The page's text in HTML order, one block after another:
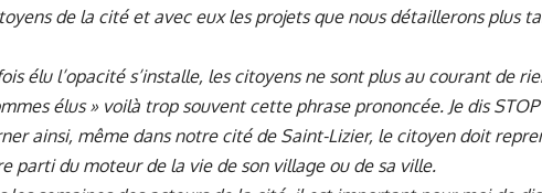
de la cité et avec eux les projets que nous détaillerons plus
élu l’opacité s’installe, les citoyens ne sont plus au courant de
élus » voilà trop souvent cette phrase prononcée. Je dis STOP
ainsi, même dans notre cité de Saint-Lizier, le citoyen doit
parti du moteur de la vie de son village ou de sa ville.